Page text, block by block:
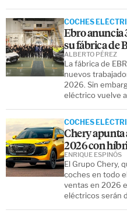
COCHES
Ebro anuncia
su fábrica de
La fábrica de
nuevos
2026. Sin
eléctrico vuelve
ALBERTO PÉREZ
COCHES
Chery apunta
2026 con
El Grupo Chery,
coches en todo
ventas en 2026
eléctricos serán
ENRIQUE ESPINÓS